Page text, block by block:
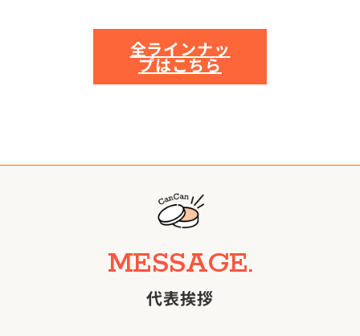
全ラインナッ
プはこちら
MESSAGE.
代表挨拶